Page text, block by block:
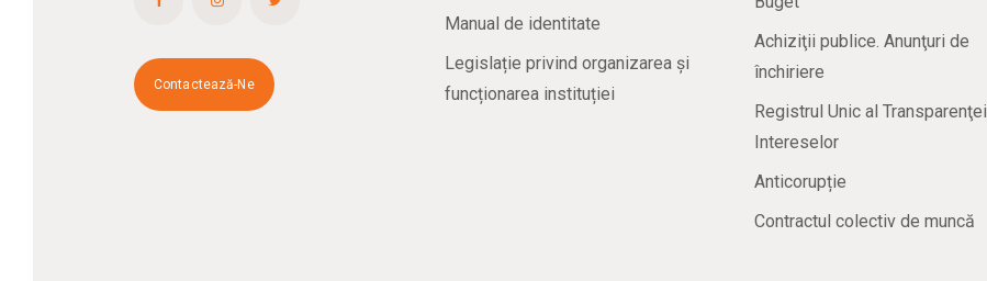
Contactează-Ne
Manual de identitate
Legislație privind organizarea și
funcționarea instituției
Achiziţii publice. Anunţuri de
închiriere
Registrul Unic al Transparenţei
Intereselor
Anticorupție
Contractul colectiv de muncă